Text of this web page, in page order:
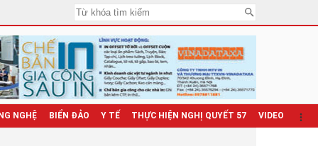
NGHỆ BIỂN ĐẢO Y TẾ THỰC HIỆN NGHỊ QUYẾT 57 VIDEO